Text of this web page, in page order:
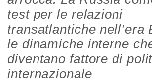
test per le relazioni
transatlantiche nell’era
le dinamiche interne
diventano fattore di
internazionale